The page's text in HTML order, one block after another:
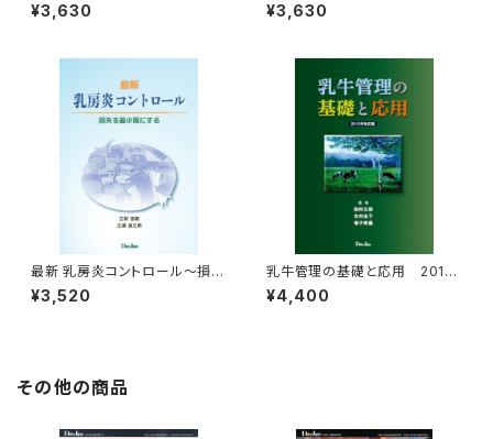
¥3,630 ¥3,630
最新 乳房炎コントロール～損失
を最小限にする～
¥3,520
乳牛管理の基礎と応用 2012
年改訂版
¥4,400
その他の商品